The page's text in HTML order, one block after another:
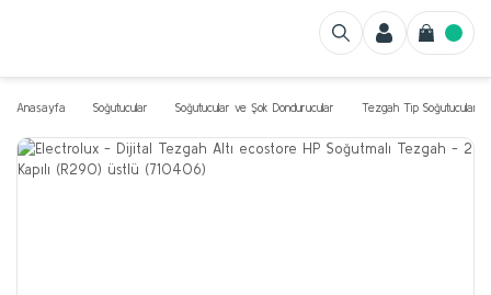
Anasayfa Soğutucular Soğutucular ve Şok Dondurucular Tezgah Tip Soğutucular